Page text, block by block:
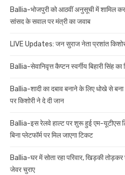
Ballia-भोजपुरी को आठवीं अनुसूची में शामिल
सांसद के सवाल पर मंत्री का जवाब
LIVE Updates: जन सुराज नेता प्रशांत
Ballia-सेवानिवृत्त कैप्टन स्वर्गीय बिहारी सिंह
Ballia-शादी का दबाव बनाने के लिए धोखे से बना
पर किशोरी ने दे दी जान
Ballia-इस रेलवे हाल्ट पर शुरू हुई एम-यूटीएस
बिना प्लेटफॉर्म पर मिल जाएगा टिकट
Ballia-घर में सोता रहा परिवार, खिड़की
जेवर चुराए